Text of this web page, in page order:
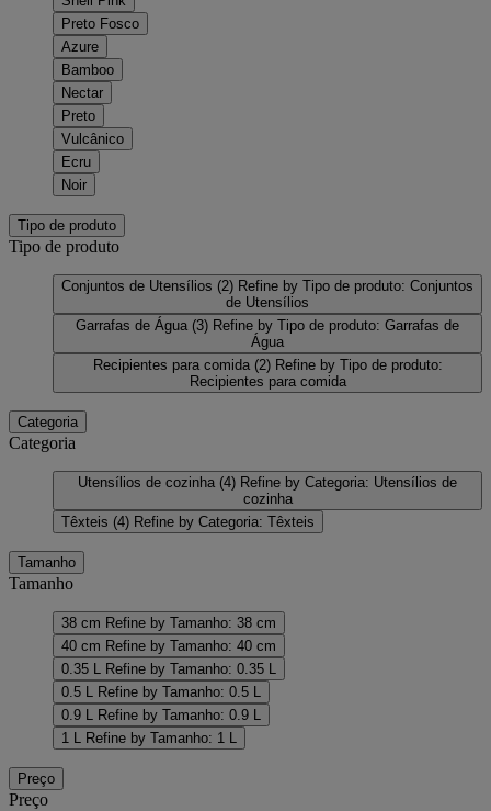
Preto Fosco
Azure
Bamboo
Nectar
Preto
Vulcânico
Ecru
Noir
Tipo de produto
Tipo de produto
Conjuntos de Utensílios (2) Refine by Tipo de produto: Conjuntos
de Utensílios
Garrafas de Água (3) Refine by Tipo de produto: Garrafas de
Água
Recipientes para comida (2) Refine by Tipo de produto:
Recipientes para comida
Categoria
Categoria
Utensílios de cozinha (4) Refine by Categoria: Utensílios de
cozinha
Têxteis (4) Refine by Categoria: Têxteis
Tamanho
Tamanho
38 cm Refine by Tamanho: 38 cm
40 cm Refine by Tamanho: 40 cm
0.35 L
Refine by Tamanho: 0.35 L
0.5 L
Refine by Tamanho: 0.5 L
0.9 L
Refine by Tamanho: 0.9 L
1 L
Refine by Tamanho: 1 L
Preço
Preço